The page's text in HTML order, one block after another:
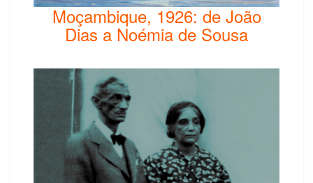
Moçambique, 1926: de João
Dias a Noémia de Sousa